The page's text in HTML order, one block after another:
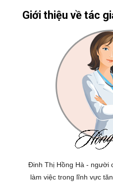
Giới thiệu về tác
Đinh Thị Hồng Hà - người
làm việc trong lĩnh vực